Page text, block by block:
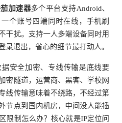
加速器多个平台支持Android、
一个账号四端同时在线，手机刷
干扰。支持一人多端设备同时用
录退出，省心的细节最打动人。
安全加密、专线传输是底线要
密隧道，运营商、黑客、学校网
线传输意味着不绕路，不经过第
节点到国内机房，中间没人能插
限制怎么办？核心就是IP定位问